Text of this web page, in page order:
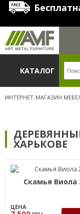
КАТАЛОГ
ИНТЕРНЕТ-МАГАЗИН
ХАРЬКОВЕ
Скамья Виола
ЦЕНА